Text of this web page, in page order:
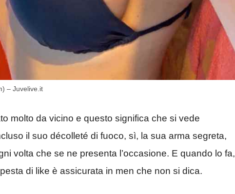
– Juvelive.it
molto da vicino e questo significa che si vede
il suo décolleté di fuoco, sì, la sua arma segreta,
volta che se ne presenta l’occasione. E quando lo fa,
di like è assicurata in men che non si dica.